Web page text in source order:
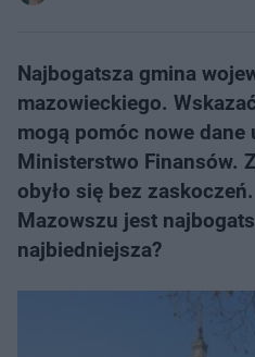
Najbogatsza gmina
mazowieckiego.
mogą pomóc nowe
Ministerstwo Finansów.
obyło się bez
Mazowszu jest
najbiedniejsza?